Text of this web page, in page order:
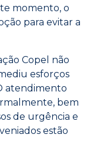
momento, o
para evitar a
Copel não
esforços
atendimento
bem
de urgência e
estão